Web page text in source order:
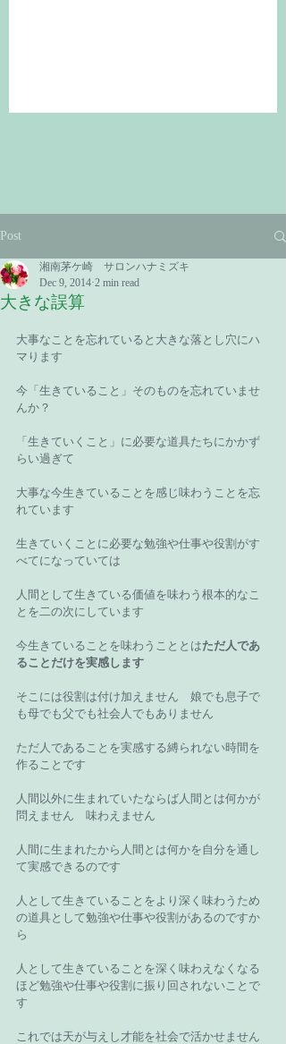
Post
大きな誤算
湘南茅ケ崎 サロンハナミズキ
Dec 9, 2014 2 min read
大事なことを忘れていると大きな落とし穴にハ
マります
今「生きていること」そのものを忘れていませ
んか？
「生きていくこと」に必要な道具たちにかかず
らい過ぎて
大事な今生きていることを感じ味わうことを忘
れています
生きていくことに必要な勉強や仕事や役割がす
べてになっていては
人間として生きている価値を味わう根本的なこ
とを二の次にしています
今生きていることを味わうこととはただ人であ
ることだけを実感します
そこには役割は付け加えません　娘でも息子で
も母でも父でも社会人でもありません
ただ人であることを実感する縛られない時間を
作ることです
人間以外に生まれていたならば人間とは何かが
問えません　味わえません
人間に生まれたから人間とは何かを自分を通し
て実感できるのです
人として生きていることをより深く味わうため
の道具として勉強や仕事や役割があるのですか
ら
人として生きていることを深く味わえなくなる
ほど勉強や仕事や役割に振り回されないことで
す
これでは天が与えし才能を社会で活かせません